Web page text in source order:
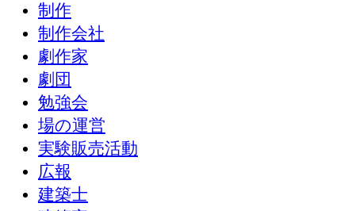
制作
制作会社
劇作家
劇団
勉強会
場の運営
実験販売活動
広報
建築士